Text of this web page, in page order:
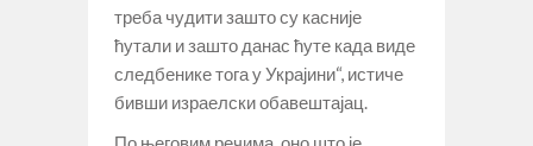
треба чудити зашто су касније
ћутали и зашто данас ћуте када виде
следбенике тога у Украјини“, истиче
бивши израелски обавештајац.